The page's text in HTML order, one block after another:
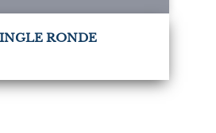
RONDE